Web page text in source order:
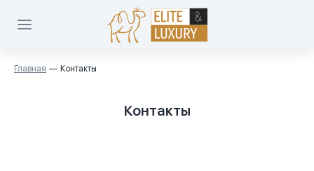
Главная Контакты
Контакты